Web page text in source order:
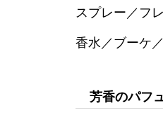
スプレー／フ
香水／ブーケ
芳香のパフ